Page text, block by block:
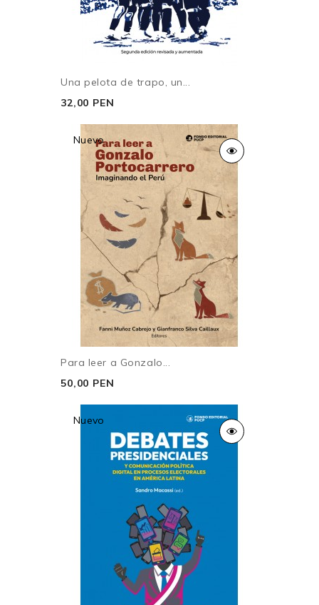
Una pelota de trapo, un...
32,00 PEN
Nuevo
Para leer a Gonzalo...
50,00 PEN
Nuevo